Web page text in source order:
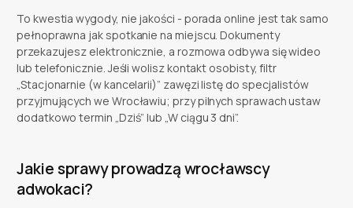
To kwestia wygody, nie jakości - porada online jest tak samo
pełnoprawna jak spotkanie na miejscu. Dokumenty
przekazujesz elektronicznie, a rozmowa odbywa się wideo
lub telefonicznie. Jeśli wolisz kontakt osobisty, filtr
„Stacjonarnie (w kancelarii)” zawęzi listę do specjalistów
przyjmujących we Wrocławiu; przy pilnych sprawach ustaw
dodatkowo termin „Dziś” lub „W ciągu 3 dni”.
Jakie sprawy prowadzą wrocławscy
adwokaci?